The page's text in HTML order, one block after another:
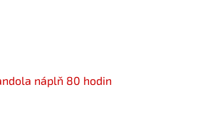
náplň 80 hodin